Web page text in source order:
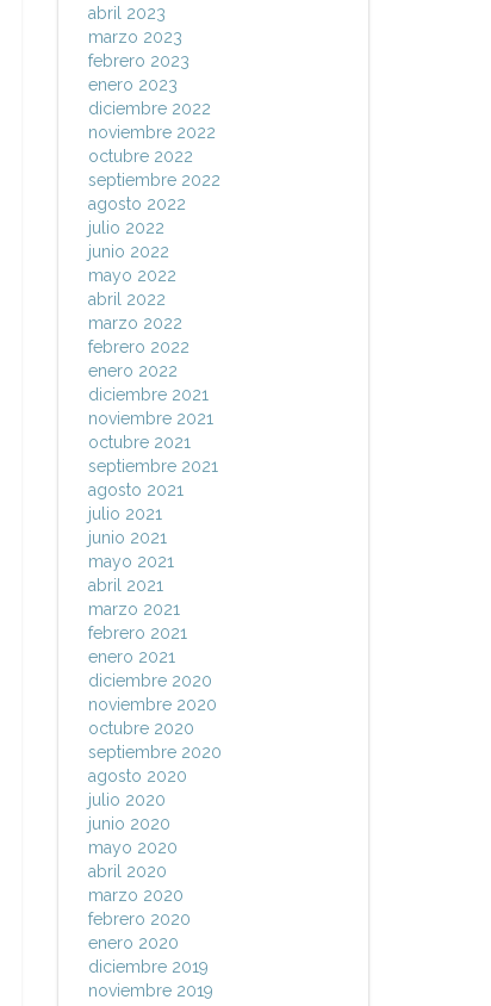
abril 2023
marzo 2023
febrero 2023
enero 2023
diciembre 2022
noviembre 2022
octubre 2022
septiembre 2022
agosto 2022
julio 2022
junio 2022
mayo 2022
abril 2022
marzo 2022
febrero 2022
enero 2022
diciembre 2021
noviembre 2021
octubre 2021
septiembre 2021
agosto 2021
julio 2021
junio 2021
mayo 2021
abril 2021
marzo 2021
febrero 2021
enero 2021
diciembre 2020
noviembre 2020
octubre 2020
septiembre 2020
agosto 2020
julio 2020
junio 2020
mayo 2020
abril 2020
marzo 2020
febrero 2020
enero 2020
diciembre 2019
noviembre 2019